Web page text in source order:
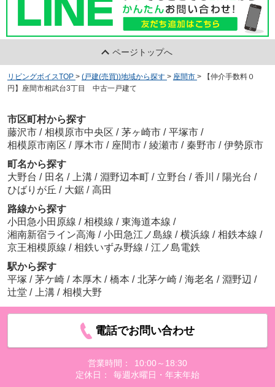
ページトップへ
リビングボイスTOP > (戸建(売買))地域から探す > 座間市 >
【仲介手数料０
円】座間市相武台3丁目 中古一戸建て
市区町村から探す
藤沢市 / 相模原市中央区 / 茅ヶ崎市 / 平塚市 /
相模原市南区 / 厚木市 / 座間市 / 綾瀬市 / 秦野市 / 伊勢原市
町名から探す
大野台 / 田名 / 上溝 / 淵野辺本町 / 立野台 / 香川 / 陽光台 /
ひばりが丘 / 大鋸 / 高田
路線から探す
小田急小田原線 / 相模線 / 東海道本線 /
湘南新宿ライン高海 / 小田急江ノ島線 / 横浜線 / 相鉄本線 /
京王相模原線 / 相鉄いずみ野線 / 江ノ島電鉄
駅から探す
平塚 / 茅ケ崎 / 本厚木 / 橋本 / 北茅ケ崎 / 海老名 / 淵野辺 /
辻堂 / 上溝 / 相模大野
電話でお問い合わせ
営業時間：
10:00～18:30
定休日：
毎週水曜日・年末年始